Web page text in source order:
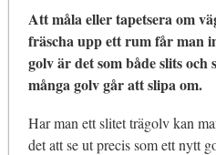
Att måla eller tapetsera om
fräscha upp ett rum får man
golv är det som både slits och
många golv går att slipa om.
Har man ett slitet trägolv kan
det att se ut precis som ett nytt